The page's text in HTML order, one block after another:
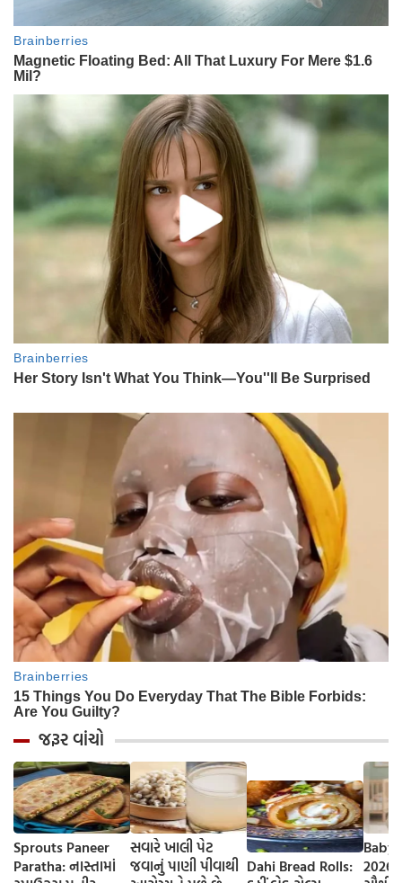
જરૂર વાંચો
Sprouts Paneer
Paratha: નાસ્તામાં
સવારે ખાલી પેટ
જવાનું પાણી પીવાથી Dahi Bread Rolls:
Baby